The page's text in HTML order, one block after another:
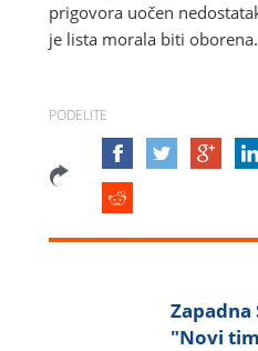
prigovora uočen
je lista morala biti oborena.
PODELITE
"Novi